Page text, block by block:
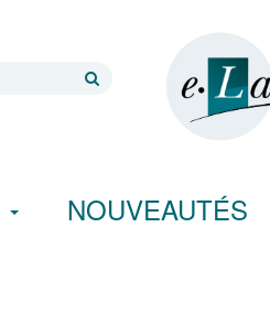
NOUVEAUTÉS